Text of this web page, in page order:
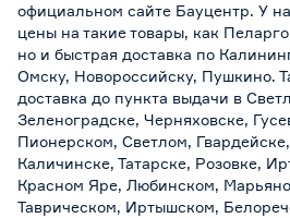
официальном сайте Бауцентр. У
цены на такие товары, как
но и быстрая доставка по
Омску, Новороссийску, Пушкино.
доставка до пункта выдачи в
Зеленоградске, Черняховске,
Пионерском, Светлом,
Каличинске, Татарске, Розовке,
Красном Яре, Любинском,
Таврическом, Иртышском,